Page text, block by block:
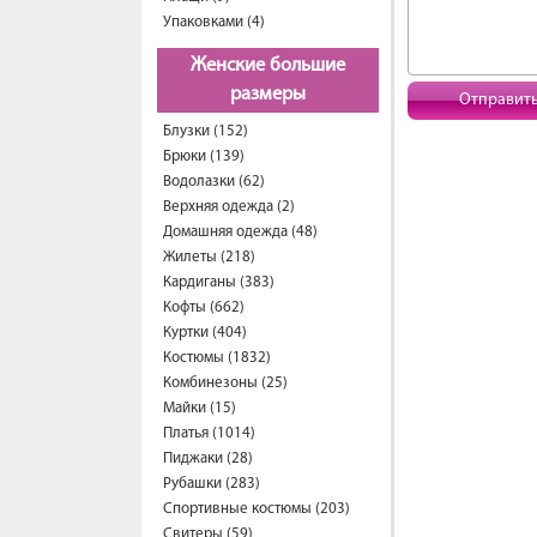
Упаковками (4)
Женские большие
размеры
Блузки (152)
Брюки (139)
Водолазки (62)
Верхняя одежда (2)
Домашняя одежда (48)
Жилеты (218)
Кардиганы (383)
Кофты (662)
Куртки (404)
Костюмы (1832)
Комбинезоны (25)
Майки (15)
Платья (1014)
Пиджаки (28)
Рубашки (283)
Спортивные костюмы (203)